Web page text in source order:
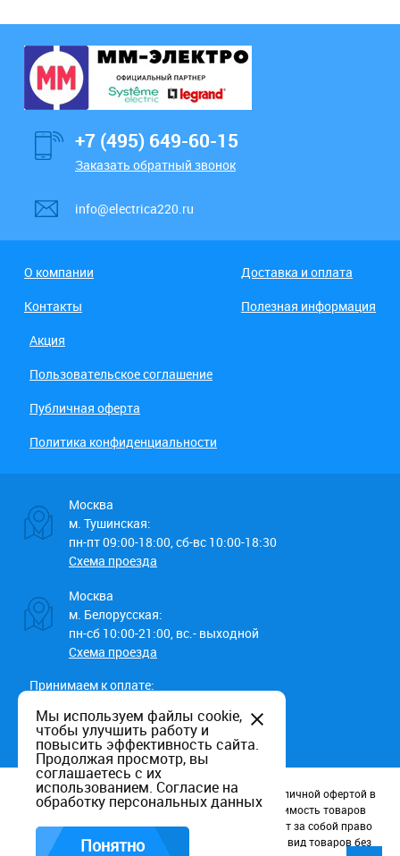
+7 (495) 649-60-15
Заказать обратный звонок
info@electrica220.ru
О компании
Доставка и оплата
Контакты
Полезная информация
Акция
Пользовательское соглашение
Публичная оферта
Политика конфиденциальности
Москва
м. Тушинская:
пн-пт 09:00-18:00, сб-вс 10:00-18:30
Схема проезда
Москва
м. Белорусская:
пн-сб 10:00-21:00, вс.- выходной
Схема проезда
Принимаем к оплате:
Данный информационный ресурс не является публичной офертой в
соотв. со статьей 437 (п.2) ГК РФ. Наличие и стоимость товаров
уточняйте по телефону. Производители оставляют за собой право
изменять технические характеристики и внешний вид товаров без
Мы используем файлы cookie,
чтобы улучшить работу и
повысить эффективность сайта.
Продолжая просмотр, вы
соглашаетесь с их
использованием. Согласие на
обработку персональных данных
Понятно